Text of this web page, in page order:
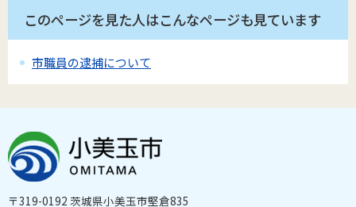
このページを見た人はこんなページも見ています
市職員の逮捕について
〒319-0192 茨城県小美玉市堅倉835